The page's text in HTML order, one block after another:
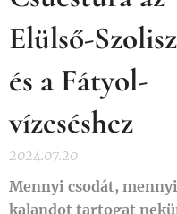
Elülső-
és a Fátyol-
vízeséshez
2024.07.20
Mennyi csodát,
kalandot tartogat